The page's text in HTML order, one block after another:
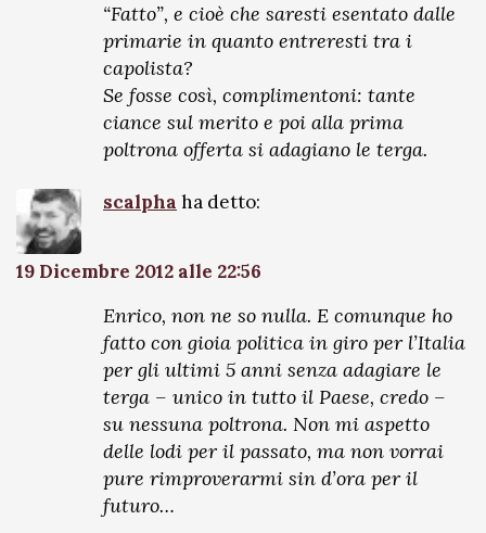
“Fatto”, e cioè che saresti esentato dalle
primarie in quanto entreresti tra i
capolista?
Se fosse così, complimentoni: tante
ciance sul merito e poi alla prima
poltrona offerta si adagiano le terga.
scalpha ha detto:
19 Dicembre 2012 alle 22:56
Enrico, non ne so nulla. E comunque ho
fatto con gioia politica in giro per l’Italia
per gli ultimi 5 anni senza adagiare le
terga – unico in tutto il Paese, credo –
su nessuna poltrona. Non mi aspetto
delle lodi per il passato, ma non vorrai
pure rimproverarmi sin d’ora per il
futuro…